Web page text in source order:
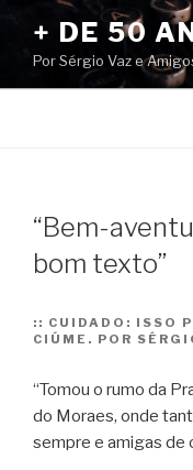
conteúdo
+ DE 50
Por Sérgio Vaz e
“Bem-
bom texto”
:: CUIDADO: ISSO
CIÚME. POR
“Tomou o rumo da
do Moraes, onde
sempre e amigas de